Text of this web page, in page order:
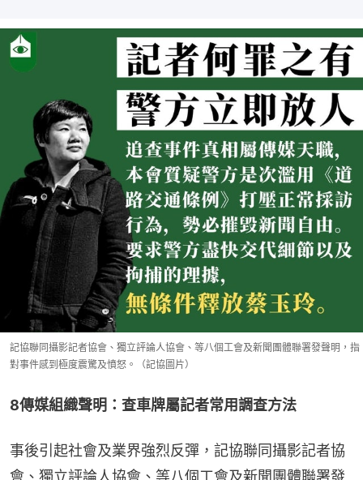
記協聯同攝影記者協會、獨立評論人協會、等八個工會及新聞團體聯署發聲明，指
對事件感到極度震驚及憤怒。（記協圖片）
8傳媒組織聲明：查車牌屬記者常用調查方法
事後引起社會及業界強烈反彈，記協聯同攝影記者協